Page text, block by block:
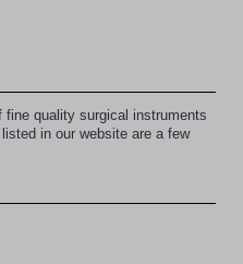
fine quality surgical instruments
in our website are a few